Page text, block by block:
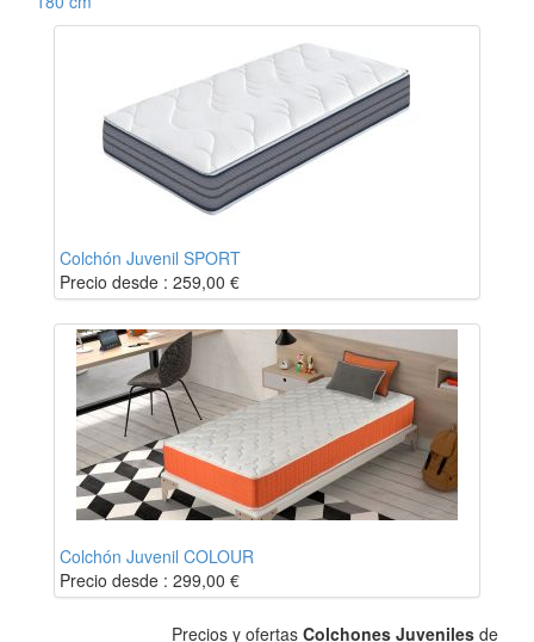
Colchón Juvenil SPORT
Precio desde : 259,00 €
Colchón Juvenil COLOUR
Precio desde : 299,00 €
Precios y ofertas Colchones Juveniles de